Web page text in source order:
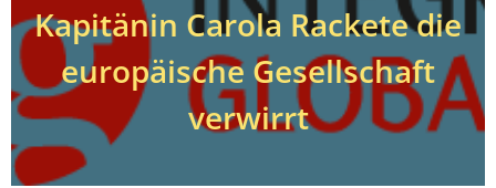
Kapitänin Carola Rackete die
europäische Gesellschaft
verwirrt